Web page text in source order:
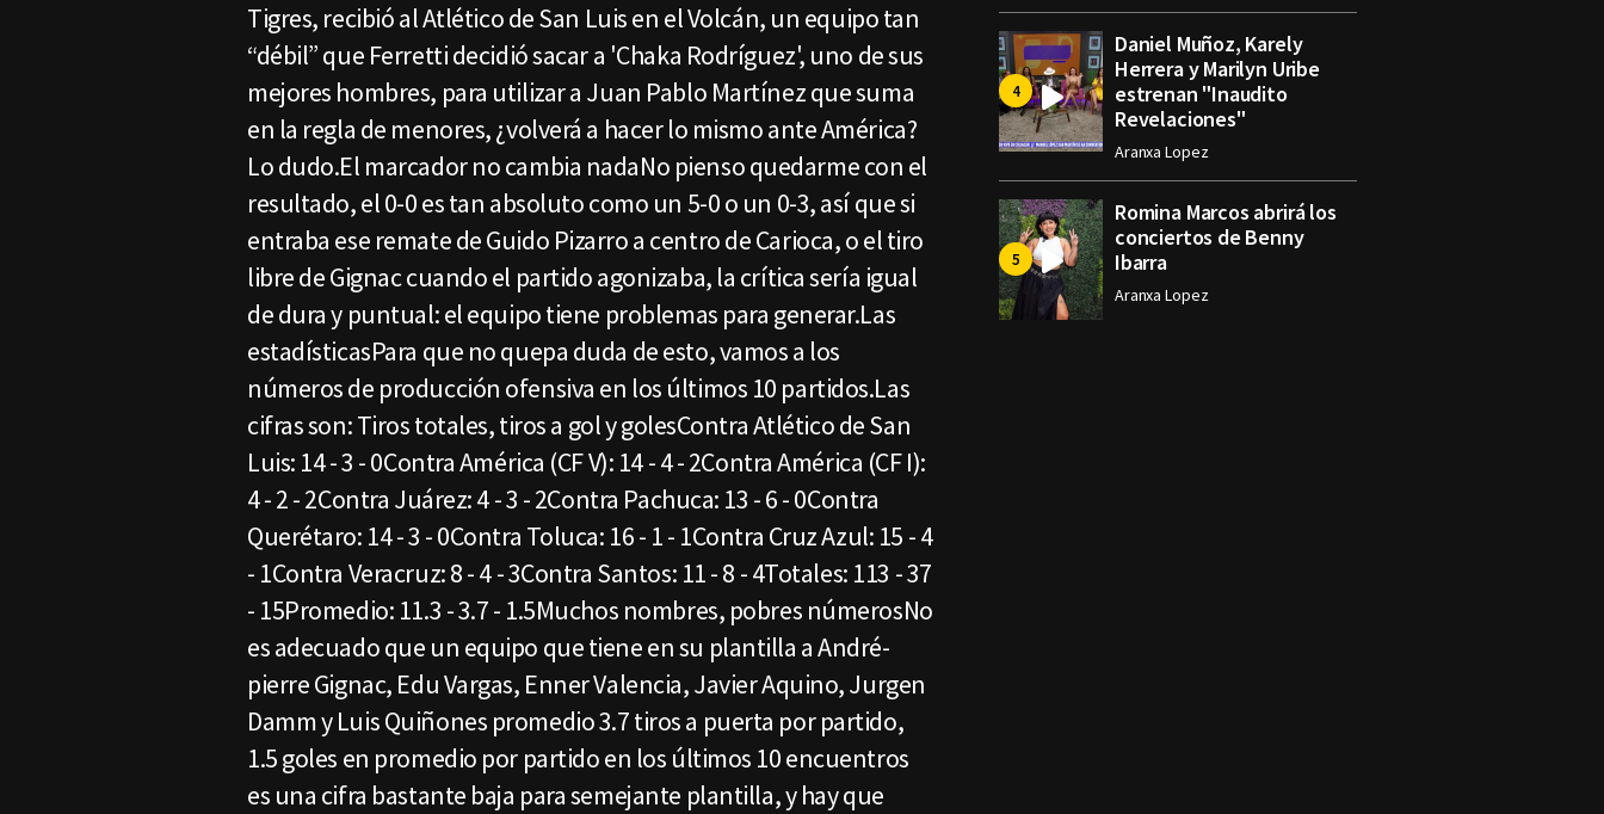
Tigres, recibió al Atlético de San Luis en el Volcán, un equipo tan
“débil” que Ferretti decidió sacar a 'Chaka Rodríguez', uno de sus
mejores hombres, para utilizar a Juan Pablo Martínez que suma
en la regla de menores, ¿volverá a hacer lo mismo ante América?
Lo dudo.El marcador no cambia nadaNo pienso quedarme con el
resultado, el 0-0 es tan absoluto como un 5-0 o un 0-3, así que si
entraba ese remate de Guido Pizarro a centro de Carioca, o el tiro
libre de Gignac cuando el partido agonizaba, la crítica sería igual
de dura y puntual: el equipo tiene problemas para generar.Las
estadísticasPara que no quepa duda de esto, vamos a los
números de producción ofensiva en los últimos 10 partidos.Las
cifras son: Tiros totales, tiros a gol y golesContra Atlético de San
Luis: 14 - 3 - 0Contra América (CF V): 14 - 4 - 2Contra América (CF I):
4 - 2 - 2Contra Juárez: 4 - 3 - 2Contra Pachuca: 13 - 6 - 0Contra
Querétaro: 14 - 3 - 0Contra Toluca: 16 - 1 - 1Contra Cruz Azul: 15 - 4
- 1Contra Veracruz: 8 - 4 - 3Contra Santos: 11 - 8 - 4Totales: 113 - 37
- 15Promedio: 11.3 - 3.7 - 1.5Muchos nombres, pobres númerosNo
es adecuado que un equipo que tiene en su plantilla a André-
pierre Gignac, Edu Vargas, Enner Valencia, Javier Aquino, Jurgen
Damm y Luis Quiñones promedio 3.7 tiros a puerta por partido,
1.5 goles en promedio por partido en los últimos 10 encuentros
es una cifra bastante baja para semejante plantilla, y hay que
Daniel Muñoz, Karely
Herrera y Marilyn Uribe
estrenan "Inaudito
Revelaciones"
Aranxa Lopez
Romina Marcos abrirá los
conciertos de Benny
Ibarra
Aranxa Lopez